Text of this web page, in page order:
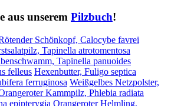
aus unserem Pilzbuch!
Schönkopf, Calocybe favrei
Tapinella atrotomentosa
Tapinella panuoides
felleus Hexenbutter, Fuligo septica
ferruginosa Weißgelbes Netzpolster,
Kammpilz, Phlebia radiata
epipterygia Orangeroter Helmling,